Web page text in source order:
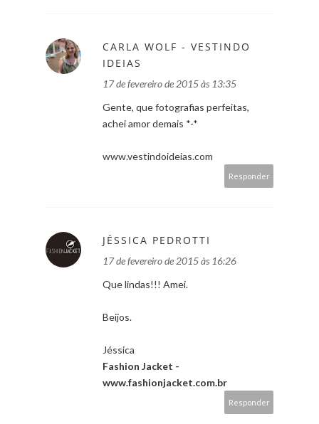
CARLA WOLF - VESTINDO
IDEIAS
17 de fevereiro de 2015 às 13:35
Gente, que fotografias perfeitas,
achei amor demais *-*
www.vestindoideias.com
Responder
JÉSSICA PEDROTTI
17 de fevereiro de 2015 às 16:26
Que lindas!!! Amei.
Beijos.
Jéssica
Fashion Jacket -
www.fashionjacket.com.br
Responder